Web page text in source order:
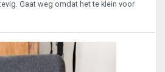
Gaat weg omdat het te klein voor